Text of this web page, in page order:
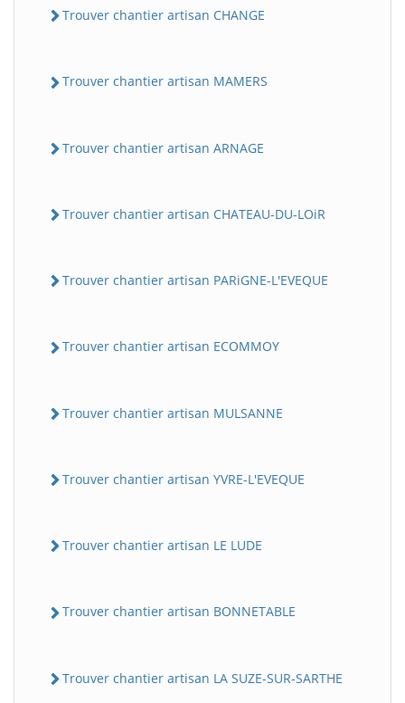
Trouver chantier artisan CHANGE
Trouver chantier artisan MAMERS
Trouver chantier artisan ARNAGE
Trouver chantier artisan CHATEAU-DU-LOiR
Trouver chantier artisan PARiGNE-L'EVEQUE
Trouver chantier artisan ECOMMOY
Trouver chantier artisan MULSANNE
Trouver chantier artisan YVRE-L'EVEQUE
Trouver chantier artisan LE LUDE
Trouver chantier artisan BONNETABLE
Trouver chantier artisan LA SUZE-SUR-SARTHE